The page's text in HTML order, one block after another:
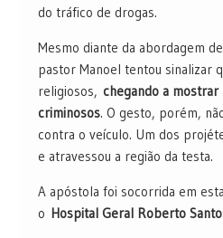
do tráfico de drogas.
Mesmo diante da abordagem
pastor Manoel tentou sinalizar
religiosos, chegando a mostrar
criminosos. O gesto, porém,
contra o veículo. Um dos
e atravessou a região da testa.
A apóstola foi socorrida em
o Hospital Geral Roberto